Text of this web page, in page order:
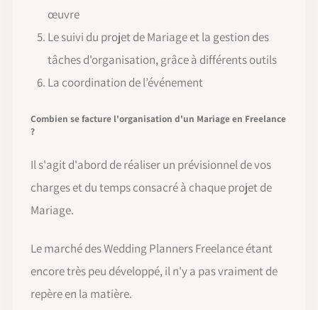
œuvre
Le suivi du projet de Mariage et la gestion des
tâches d'organisation, grâce à différents outils
La coordination de l’événement
Combien se facture l'organisation d'un Mariage en Freelance
?
Il s'agit d'abord de réaliser un prévisionnel de vos
charges et du temps consacré à chaque projet de
Mariage.
Le marché des Wedding Planners Freelance étant
encore très peu développé, il n'y a pas vraiment de
repère en la matière.